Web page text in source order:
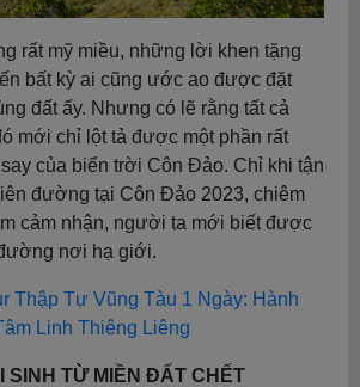
rất mỹ miều, những lời khen tặng
bất kỳ ai cũng ước ao được đặt
đất ấy. Nhưng có lẽ rằng tất cả
mới chỉ lột tả được một phần rất
của biển trời Côn Đảo. Chỉ khi tận
đường tại Côn Đảo 2023, chiêm
cảm nhận, người ta mới biết được
nơi hạ giới.
Thập Tự Vũng Tàu 1 Ngày: Hành
Linh Thiêng Liêng
SINH TỪ MIỀN ĐẤT CHẾT